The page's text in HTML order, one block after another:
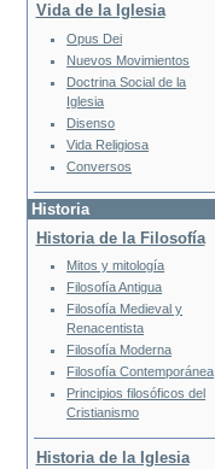
Vida de la Iglesia
Opus Dei
Nuevos Movimientos
Doctrina Social de la
Iglesia
Disenso
Vida Religiosa
Conversos
Historia
Historia de la Filosofía
Mitos y mitología
Filosofía Antigua
Filosofía Medieval y
Renacentista
Filosofía Moderna
Filosofía Contemporánea
Principios filosóficos del
Cristianismo
Historia de la Iglesia